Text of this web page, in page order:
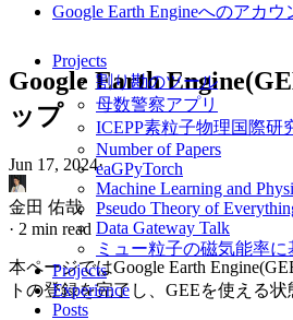
Projects
割り勘のツール
母数警察アプリ
ICEPP素粒子物理国際研
Number of Papers
eaGPyTorch
Machine Learning and
Pseudo Theory of
Data Gateway Talk
ミュー粒子の磁気能率
Projects
Experience
Posts
Google Earth Engineへのアカ
Google Earth
ップ
Jun 17, 2024·
金田 佑哉
· 2 min read
本ページではGoogle Earth
トの登録を完了し、GEEを使える状